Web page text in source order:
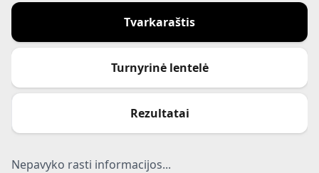
Tvarkaraštis
Turnyrinė lentelė
Rezultatai
Nepavyko rasti informacijos...